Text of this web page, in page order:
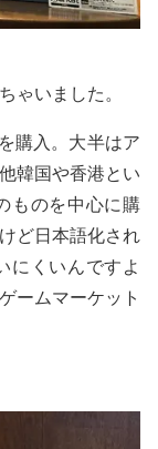
ゃいました。
購入。大半はア
韓国や香港とい
ものを中心に購
ど日本語化され
にくいんですよ
ームマーケット